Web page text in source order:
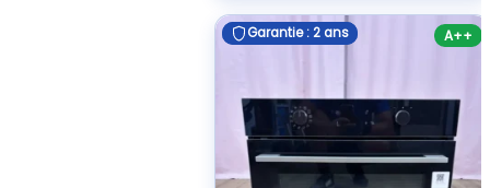
A++
Garantie : 2 ans
Garantie : 2 ans